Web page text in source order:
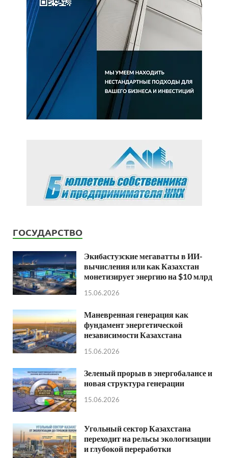
ГОСУДАРСТВО
Экибастузские мегаватты в ИИ-
вычисления или как Казахстан
монетизирует энергию на $10 млрд
15.06.2026
Маневренная генерация как
фундамент энергетической
независимости Казахстана
15.06.2026
Зеленый прорыв в энергобалансе и
новая структура генерации
15.06.2026
Угольный сектор Казахстана
переходит на рельсы экологизации
и глубокой переработки